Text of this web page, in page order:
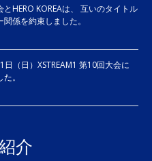
HERO KOREAは、 互いのタイトル
係を約束しました。
（日）XSTREAM1 第10回大会に
。
介